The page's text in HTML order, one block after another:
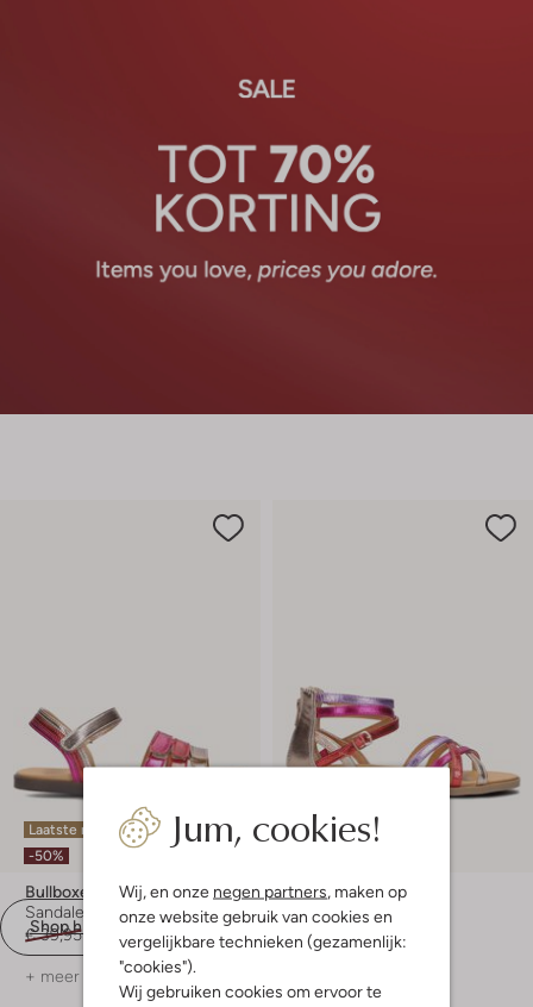
Jum, cookies!
Wij, en onze negen partners, maken op
onze website gebruik van cookies en
vergelijkbare technieken (gezamenlijk:
"cookies").
Wij gebruiken cookies om ervoor te
Shop hier
Laatste maten
-50%
Bullboxer
Sandalen
€ 39,95
€ 19,99
+ meer kleuren
Laatste item
Bullboxer
Sandalen
€ 44,95 € 21,99